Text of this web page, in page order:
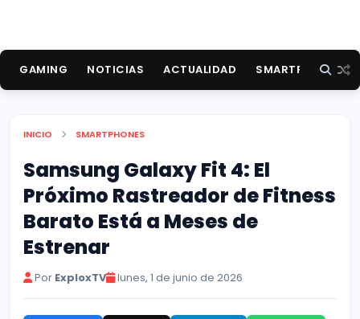
GAMING NOTICIAS ACTUALIDAD SMARTPHONES
INICIO SMARTPHONES
Samsung Galaxy Fit 4: El
Próximo Rastreador de Fitness
Barato Está a Meses de
Estrenar
Por ExploxTV lunes, 1 de junio de 2026